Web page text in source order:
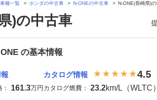
種一覧 ホンダの中古車 N-ONEの中古車 N-ONE(長崎県)
)の中古車
の基本情報
161.3万円
カタログ情報 4.5
カタログ燃費： 23.2km/L（WLTC）